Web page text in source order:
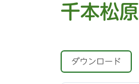
千本松原
ダウンロード